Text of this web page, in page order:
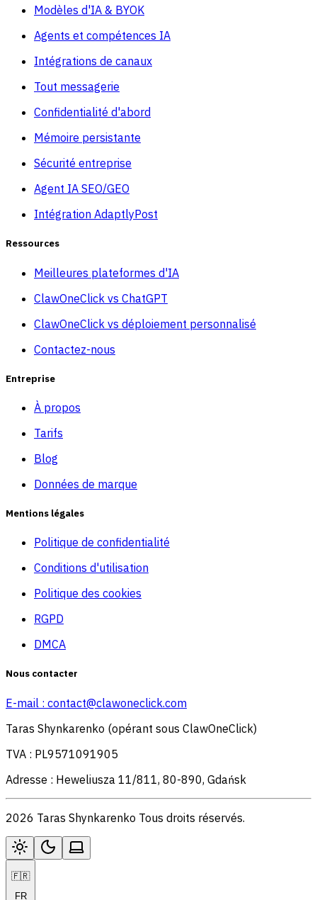
Modèles d'IA & BYOK
Agents et compétences IA
Intégrations de canaux
Tout messagerie
Confidentialité d'abord
Mémoire persistante
Sécurité entreprise
Agent IA SEO/GEO
Intégration AdaptlyPost
Ressources
Meilleures plateformes d'IA
ClawOneClick vs ChatGPT
ClawOneClick vs déploiement personnalisé
Contactez-nous
Entreprise
À propos
Tarifs
Blog
Données de marque
Mentions légales
Politique de confidentialité
Conditions d'utilisation
Politique des cookies
RGPD
DMCA
Nous contacter
E-mail : contact@clawoneclick.com
Taras Shynkarenko (opérant sous ClawOneClick)
TVA : PL9571091905
Adresse : Heweliusza 11/811, 80-890, Gdańsk
2026 Taras Shynkarenko Tous droits réservés.
🇫🇷
FR